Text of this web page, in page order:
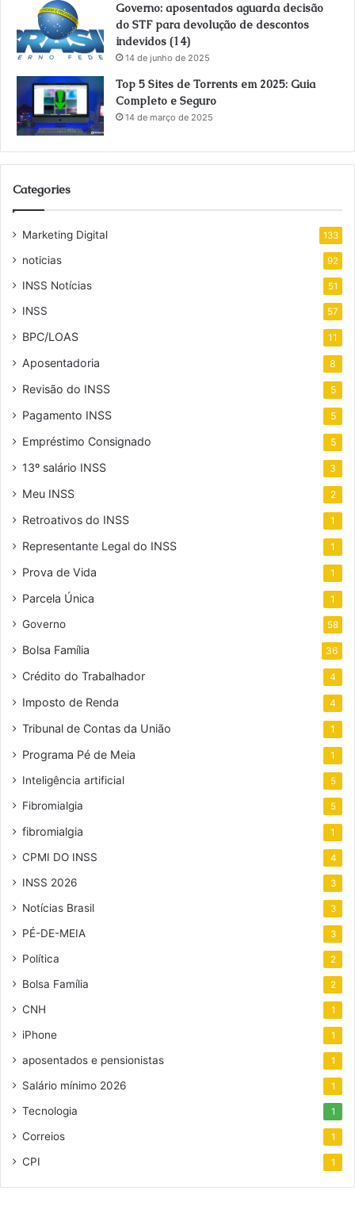
Governo: aposentados aguarda decisão
do STF para devolução de descontos
indevidos (14)
14 de junho de 2025
Top 5 Sites de Torrents em 2025: Guia
Completo e Seguro
14 de março de 2025
Categories
Marketing Digital 133
noticias 92
INSS Notícias 51
INSS 57
BPC/LOAS 11
Aposentadoria 8
Revisão do INSS 5
Pagamento INSS 5
Empréstimo Consignado 5
13º salário INSS 3
Meu INSS 2
Retroativos do INSS 1
Representante Legal do INSS 1
Prova de Vida 1
Parcela Única 1
Governo 58
Bolsa Família 36
Crédito do Trabalhador 4
Imposto de Renda 4
Tribunal de Contas da União 1
Programa Pé de Meia 1
Inteligência artificial 5
Fibromialgia 5
fibromialgia 1
CPMI DO INSS 4
INSS 2026 3
Notícias Brasil 3
PÉ-DE-MEIA 3
Política 2
Bolsa Família 2
CNH 1
iPhone 1
aposentados e pensionistas 1
Salário mínimo 2026 1
Tecnologia 1
Correios 1
CPI 1